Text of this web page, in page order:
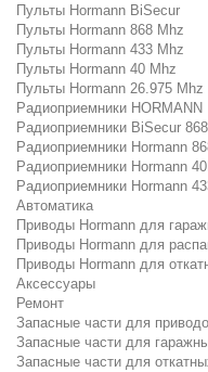
Пульты Hormann BiSecur
Пульты Hormann 868 Mhz
Пульты Hormann 433 Mhz
Пульты Hormann 40 Mhz
Пульты Hormann 26.975 Mhz
Радиоприемники HORMANN
Радиоприемники BiSecur
Радиоприемники Hormann
Радиоприемники Hormann
Радиоприемники Hormann
Автоматика
Приводы Hormann для
Приводы Hormann для
Приводы Hormann для
Аксессуары
Ремонт
Запасные части для
Запасные части для
Запасные части для